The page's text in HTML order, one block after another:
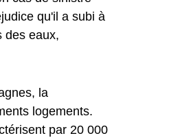
qu'il a subi à
des eaux,
la
logements.
par 20 000